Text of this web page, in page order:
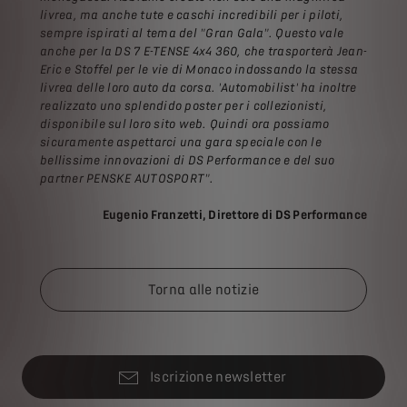
livrea, ma anche tute e caschi incredibili per i piloti,
sempre ispirati al tema del "Gran Gala". Questo vale
anche per la DS 7 E-TENSE 4x4 360, che trasporterà Jean-
Eric e Stoffel per le vie di Monaco indossando la stessa
livrea delle loro auto da corsa. 'Automobilist' ha inoltre
realizzato uno splendido poster per i collezionisti,
disponibile sul loro sito web. Quindi ora possiamo
sicuramente aspettarci una gara speciale con le
bellissime innovazioni di DS Performance e del suo
partner PENSKE AUTOSPORT".
Eugenio Franzetti, Direttore di DS Performance
Torna alle notizie
Iscrizione newsletter